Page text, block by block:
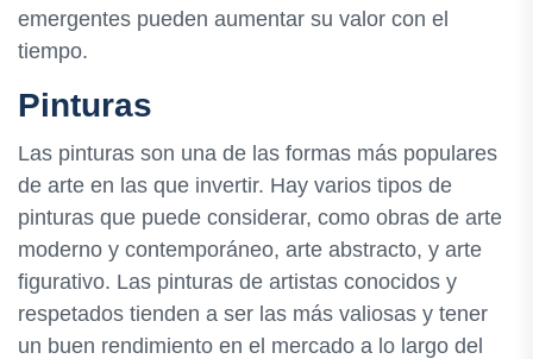
emergentes pueden aumentar su valor con el
tiempo.
Pinturas
Las pinturas son una de las formas más populares
de arte en las que invertir. Hay varios tipos de
pinturas que puede considerar, como obras de arte
moderno y contemporáneo, arte abstracto, y arte
figurativo. Las pinturas de artistas conocidos y
respetados tienden a ser las más valiosas y tener
un buen rendimiento en el mercado a lo largo del